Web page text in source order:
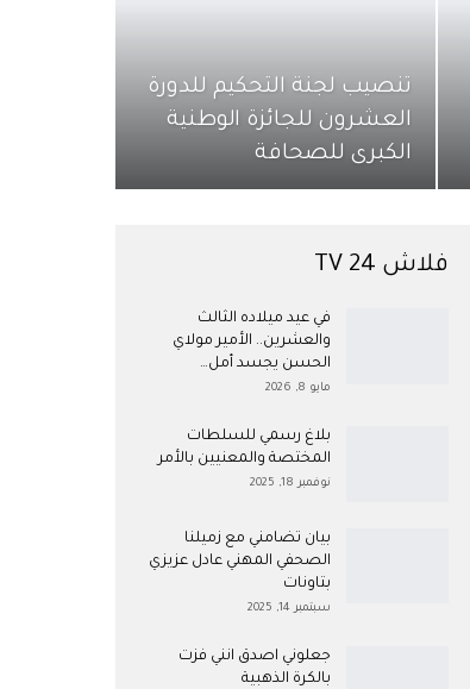
تنصيب لجنة التحكيم للدورة
العشرون للجائزة الوطنية
الكبرى للصحافة
فلاش 24 TV
في عيد ميلاده الثالث
والعشرين.. الأمير مولاي
الحسن يجسد أمل…
مايو 8, 2026
بلاغ رسمي للسلطات
المختصة والمعنيين بالأمر
نوفمبر 18, 2025
بيان تضامني مع زميلنا
الصحفي المهني عادل عزيزي
بتاونات
سبتمبر 14, 2025
جعلوني اصدق انني فزت
بالكرة الذهبية